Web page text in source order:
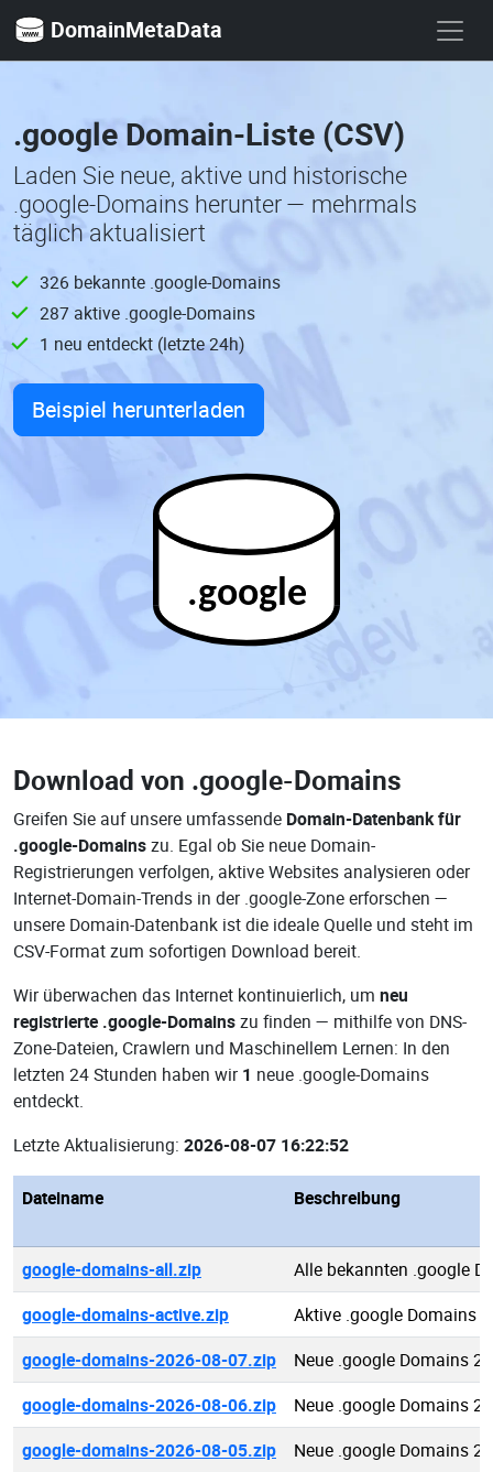
DomainMetaData
.google Domain-Liste (CSV)
Laden Sie neue, aktive und historische
.google-Domains herunter — mehrmals
täglich aktualisiert
326 bekannte .google-Domains
287 aktive .google-Domains
1 neu entdeckt (letzte 24h)
Beispiel herunterladen
.google
Download von .google-Domains
Greifen Sie auf unsere umfassende Domain-Datenbank für
.google-Domainszu. Egal ob Sie neue Domain-
Registrierungen verfolgen, aktive Websites analysieren oder
Internet-Domain-Trends in der .google-Zone erforschen —
unsere Domain-Datenbank ist die ideale Quelle und steht im
CSV-Format zum sofortigen Download bereit.
Wir überwachen das Internet kontinuierlich, um neu
registrierte .google-Domainszu finden — mithilfe von DNS-
Zone-Dateien, Crawlern und Maschinellem Lernen: In den
letzten 24 Stunden haben wir 1 neue .google-Domains
entdeckt.
Letzte Aktualisierung: 2026-08-07 16:22:52
Dateiname Beschreibung
google-domains-all.zip
Alle bekannten .google
google-domains-active.zip
Aktive .google Domains
google-domains-2026-08-07.zip
Neue .google Domains
google-domains-2026-08-06.zip
Neue .google Domains
google-domains-2026-08-05.zip
Neue .google Domains